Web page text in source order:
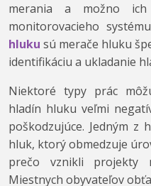
merania a možno
monitorovacieho
hluku sú merače hluku
identifikáciu a ukladanie
Niektoré typy prác
hladín hluku veľmi
poškodzujúce. Jedným z
hluk, ktorý obmedzuje
prečo vznikli projekty
Miestnych obyvateľov